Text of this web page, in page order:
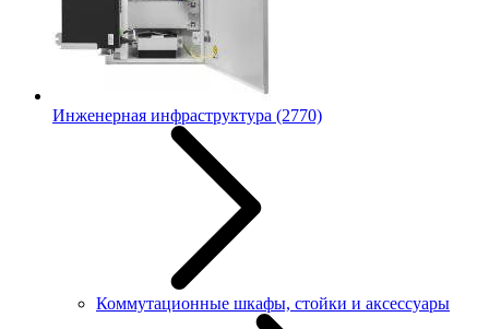
Инженерная инфраструктура (2770)
Коммутационные шкафы, стойки и аксессуары